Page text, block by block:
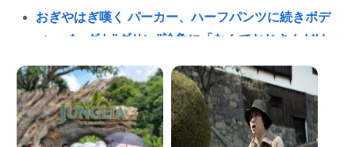
おぎやはぎ嘆く パーカー、ハーフパンツに続きボデ
ィーバッグも”ダサい”論争に「なんでおじさんだけ
「OMANNEKO」がプラモデルになった！”刺さる要
素”をふんだんに盛り自衛隊公式😲
夏休み全く面白くないんだが